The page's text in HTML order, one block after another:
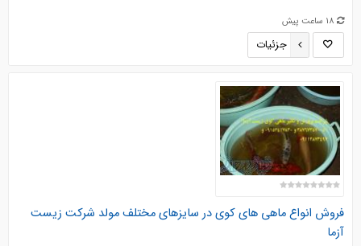
18 ساعت پیش
جزئیات
فروش انواع ماهی های کوی در سایزهای مختلف مولد شرکت زیست
آزما